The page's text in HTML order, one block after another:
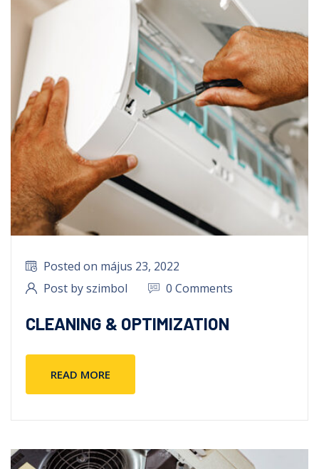
Posted on május 23, 2022
Post by szimbol
0 Comments
CLEANING & OPTIMIZATION
READ MORE